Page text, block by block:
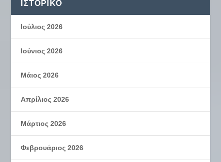
ΙΣΤΟΡΙΚΌ
Ιούλιος 2026
Ιούνιος 2026
Μάιος 2026
Απρίλιος 2026
Μάρτιος 2026
Φεβρουάριος 2026